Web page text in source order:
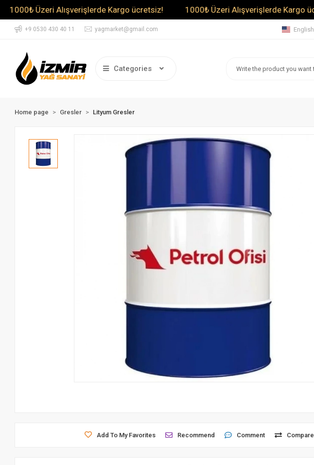
Üzeri Alışverişlerde Kargo ücretsiz! 1000₺ Üzeri Alışverişlerde Kargo ücretsiz!
+9 0530 430 40 11 yagmarket@gmail.com English
Categories
Home page Gresler Lityum Gresler
Add To My Favorites Recommend Comment Compare